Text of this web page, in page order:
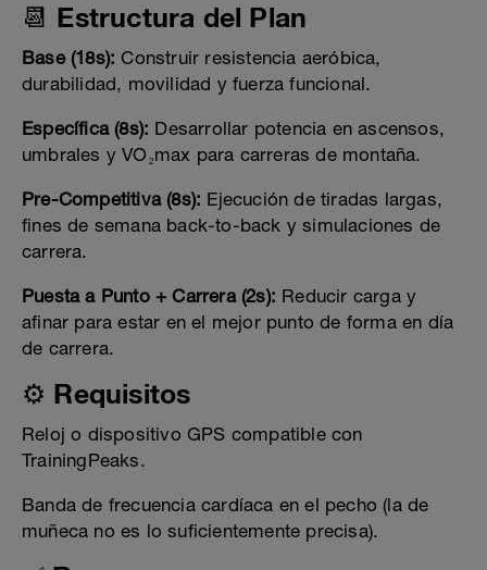
📆 Estructura del Plan
Base (18s): Construir resistencia aeróbica,
durabilidad, movilidad y fuerza funcional.
Específica (8s): Desarrollar potencia en ascensos,
umbrales y VO₂max para carreras de montaña.
Pre-Competitiva (8s): Ejecución de tiradas largas,
fines de semana back-to-back y simulaciones de
carrera.
Puesta a Punto + Carrera (2s): Reducir carga y
afinar para estar en el mejor punto de forma en día
de carrera.
⚙️ Requisitos
Reloj o dispositivo GPS compatible con
TrainingPeaks.
Banda de frecuencia cardíaca en el pecho (la de
muñeca no es lo suficientemente precisa).